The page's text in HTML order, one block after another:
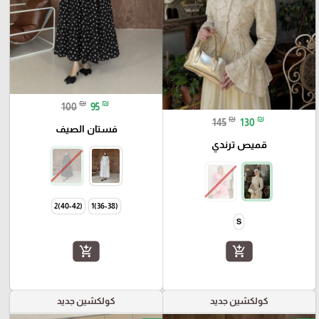
145 ₪ 130 ₪
قميص ترندي
S
add_shopping_cart
100 ₪ 95 ₪
فستان الصيف
(36-38)1
(40-42)2
add_shopping_cart
كولكشين جديد كولكشين جديد